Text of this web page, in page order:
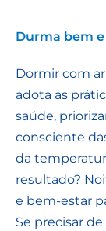
Durma bem
Dormir com
adota as
saúde,
consciente
da
resultado?
e bem-estar
Se precisar